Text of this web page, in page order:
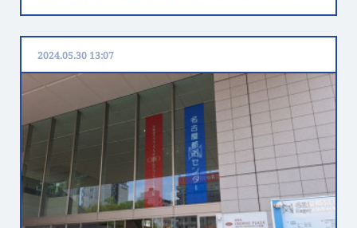
2024.05.30 13:07